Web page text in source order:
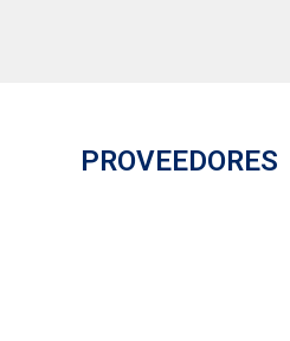
PROVEEDORES